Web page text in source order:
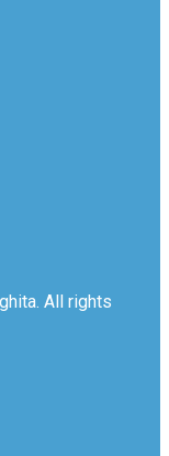
All rights